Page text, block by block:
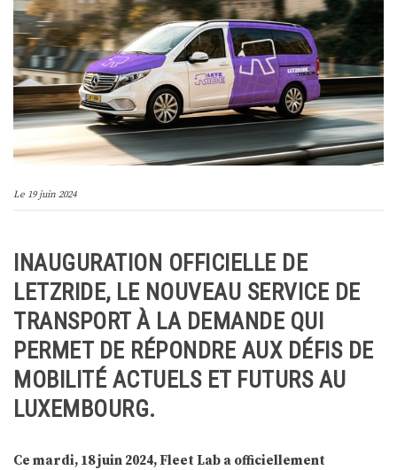
Le 19 juin 2024
INAUGURATION OFFICIELLE DE
LETZRIDE, LE NOUVEAU SERVICE DE
TRANSPORT À LA DEMANDE QUI
PERMET DE RÉPONDRE AUX DÉFIS DE
MOBILITÉ ACTUELS ET FUTURS AU
LUXEMBOURG.
Ce mardi, 18 juin 2024, Fleet Lab a officiellement